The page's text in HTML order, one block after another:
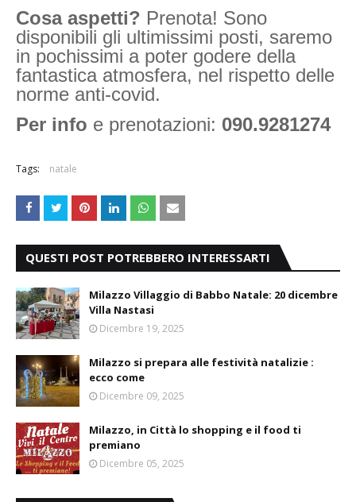
Cosa aspetti? Prenota! Sono
disponibili gli ultimissimi posti, saremo
in pochissimi a poter godere della
fantastica atmosfera, nel rispetto delle
norme anti-covid.
Per info e prenotazioni: 090.9281274
Tags: natale
QUESTI POST POTREBBERO INTERESSARTI
Milazzo Villaggio di Babbo Natale: 20 dicembre
Villa Nastasi
Dicembre 19, 2025
Milazzo si prepara alle festività natalizie :
ecco come
Dicembre 09, 2025
Milazzo, in Città lo shopping e il food ti
premiano
Dicembre 05, 2025